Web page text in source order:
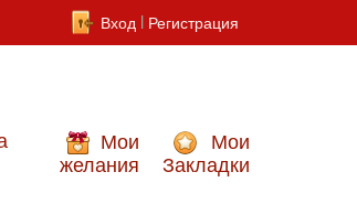
Вход Регистрация
Мои
желания
Мои
Закладки